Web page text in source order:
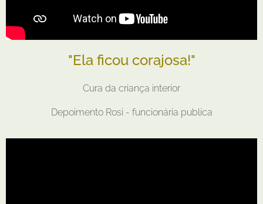
"Ela ficou corajosa!"
Cura da criança interior
Depoimento Rosi - funcionária publica